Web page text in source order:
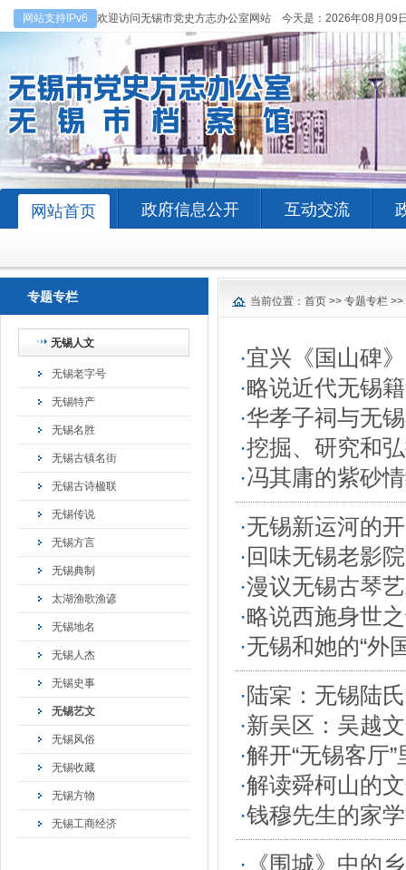
网站支持IPv6 欢迎访问无锡市党史方志办公室网站 今天是： 2026年08月09
网站首页 政府信息公开 互动交流
专题专栏
无锡人文
无锡老字号
无锡特产
无锡名胜
无锡古镇名街
无锡古诗楹联
无锡传说
无锡方言
无锡典制
太湖渔歌渔谚
无锡地名
无锡人杰
无锡史事
无锡艺文
无锡风俗
无锡收藏
无锡方物
无锡工商经济
当前位置： 首页 >> 专题专栏 >>
·宜兴《国山碑
·略说近代无锡
·华孝子祠与无
·挖掘、研究和
·冯其庸的紫砂
·无锡新运河的
· 回味无锡老影
·漫议无锡古琴
·略说西施身世
·无锡和她的“外
·陆宲：无锡陆
·新吴区：吴越
·解开“无锡客厅
·解读舜柯山的
·钱穆先生的家
· 《围城》中的